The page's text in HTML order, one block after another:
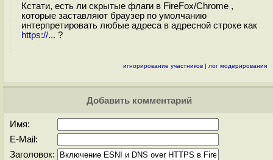
Кстати, есть ли скрытые флаги в FireFox/Chrome ,
которые заставляют браузер по умолчанию
интерпретировать любые адреса в адресной строке как
https://... ?
игнорирование участников | лог модерирования
Добавить комментарий
Имя:
E-Mail:
Заголовок: